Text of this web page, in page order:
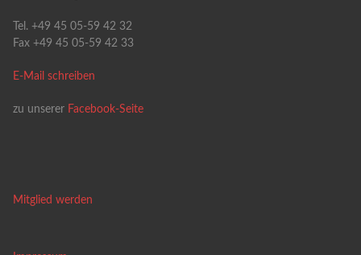
Tel. +49 45 05-59 42 32
Fax +49 45 05-59 42 33
E-Mail schreiben
zu unserer Facebook-Seite
Mitglied werden